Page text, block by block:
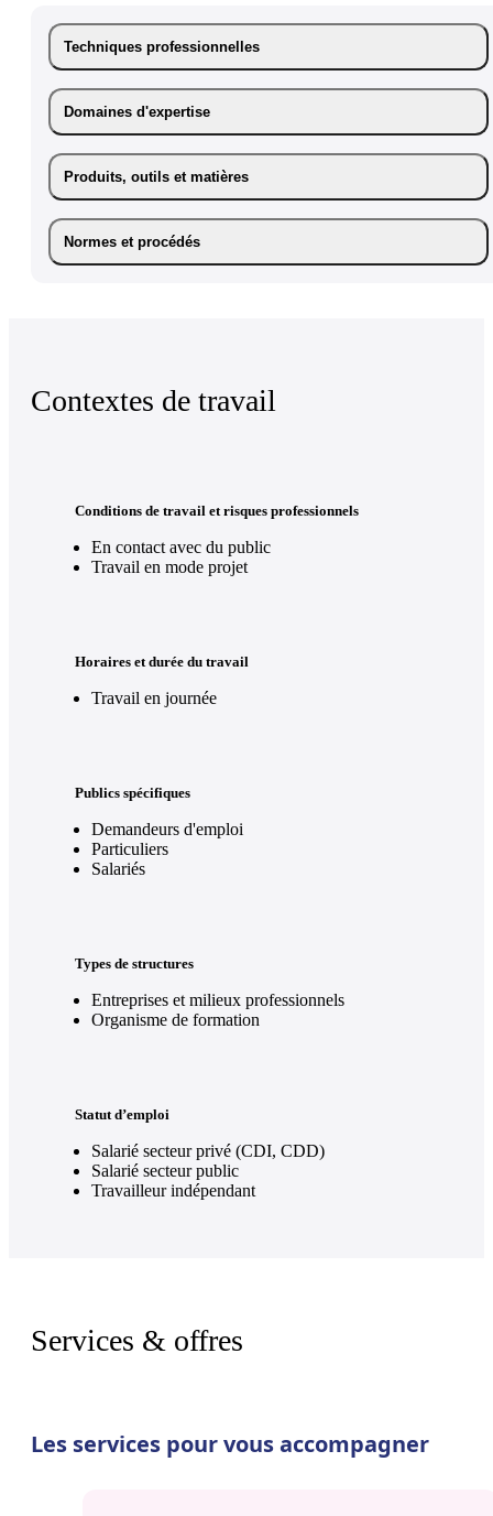
Techniques professionnelles
Domaines d'expertise
Produits, outils et matières
Normes et procédés
Contextes de travail
Conditions de travail et risques professionnels
En contact avec du public
Travail en mode projet
Horaires et durée du travail
Travail en journée
Publics spécifiques
Demandeurs d'emploi
Particuliers
Salariés
Types de structures
Entreprises et milieux professionnels
Organisme de formation
Statut d’emploi
Salarié secteur privé (CDI, CDD)
Salarié secteur public
Travailleur indépendant
Services & offres
Les services pour vous accompagner